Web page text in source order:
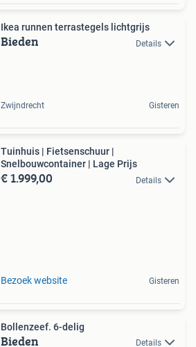
Ikea runnen terrastegels lichtgrijs
Bieden Details
Zwijndrecht Gisteren
Tuinhuis | Fietsenschuur |
Snelbouwcontainer | Lage Prijs
€ 1.999,00 Details
Bezoek website Gisteren
Bollenzeef. 6-delig
Bieden Details